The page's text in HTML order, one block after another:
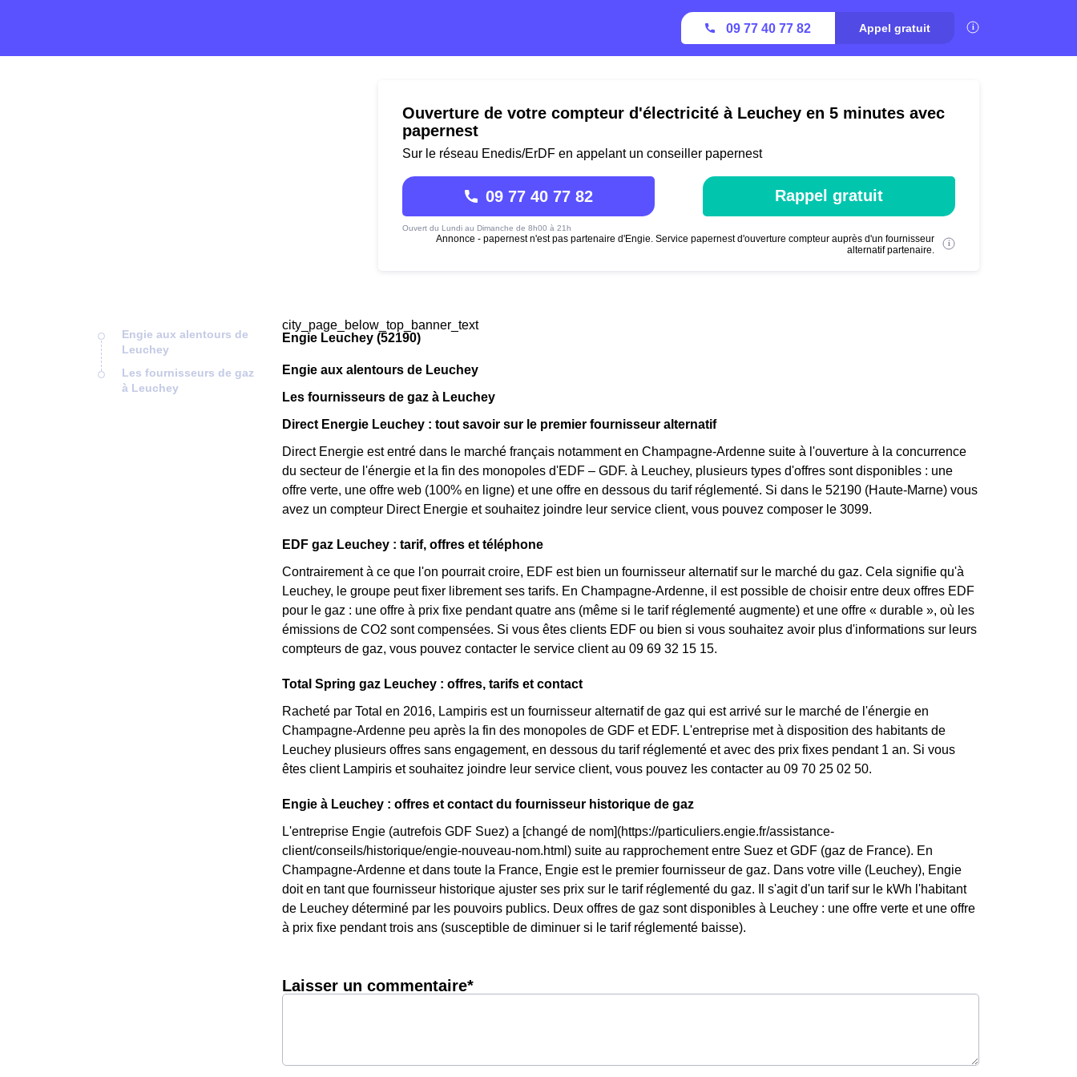
09 77 40 77 82 Appel gratuit
Ouverture de votre compteur d'électricité à Leuchey en 5 minutes avec
papernest
Sur le réseau Enedis/ErDF en appelant un conseiller papernest
09 77 40 77 82
Ouvert du Lundi au Dimanche de 8h00 à 21h
Rappel gratuit
Annonce - papernest n'est pas partenaire d'Engie. Service papernest d'ouverture compteur auprès d'un fournisseur
alternatif partenaire.
Engie aux alentours de
Leuchey
Les fournisseurs de gaz
à Leuchey
city_page_below_top_banner_text
Engie Leuchey (52190)
Engie aux alentours de Leuchey
Les fournisseurs de gaz à Leuchey
Direct Energie Leuchey : tout savoir sur le premier fournisseur alternatif
Direct Energie est entré dans le marché français notamment en Champagne-Ardenne suite à l'ouverture à la concurrence
du secteur de l'énergie et la fin des monopoles d'EDF – GDF. à Leuchey, plusieurs types d'offres sont disponibles : une
offre verte, une offre web (100% en ligne) et une offre en dessous du tarif réglementé. Si dans le 52190 (Haute-Marne) vous
avez un compteur Direct Energie et souhaitez joindre leur service client, vous pouvez composer le 3099.
EDF gaz Leuchey : tarif, offres et téléphone
Contrairement à ce que l'on pourrait croire, EDF est bien un fournisseur alternatif sur le marché du gaz. Cela signifie qu'à
Leuchey, le groupe peut fixer librement ses tarifs. En Champagne-Ardenne, il est possible de choisir entre deux offres EDF
pour le gaz : une offre à prix fixe pendant quatre ans (même si le tarif réglementé augmente) et une offre « durable », où les
émissions de CO2 sont compensées. Si vous êtes clients EDF ou bien si vous souhaitez avoir plus d'informations sur leurs
compteurs de gaz, vous pouvez contacter le service client au 09 69 32 15 15.
Total Spring gaz Leuchey : offres, tarifs et contact
Racheté par Total en 2016, Lampiris est un fournisseur alternatif de gaz qui est arrivé sur le marché de l'énergie en
Champagne-Ardenne peu après la fin des monopoles de GDF et EDF. L'entreprise met à disposition des habitants de
Leuchey plusieurs offres sans engagement, en dessous du tarif réglementé et avec des prix fixes pendant 1 an. Si vous
êtes client Lampiris et souhaitez joindre leur service client, vous pouvez les contacter au 09 70 25 02 50.
Engie à Leuchey : offres et contact du fournisseur historique de gaz
L'entreprise Engie (autrefois GDF Suez) a [changé de nom](https://particuliers.engie.fr/assistance-
client/conseils/historique/engie-nouveau-nom.html) suite au rapprochement entre Suez et GDF (gaz de France). En
Champagne-Ardenne et dans toute la France, Engie est le premier fournisseur de gaz. Dans votre ville (Leuchey), Engie
doit en tant que fournisseur historique ajuster ses prix sur le tarif réglementé du gaz. Il s'agit d'un tarif sur le kWh l'habitant
de Leuchey déterminé par les pouvoirs publics. Deux offres de gaz sont disponibles à Leuchey : une offre verte et une offre
à prix fixe pendant trois ans (susceptible de diminuer si le tarif réglementé baisse).
Laisser un commentaire*